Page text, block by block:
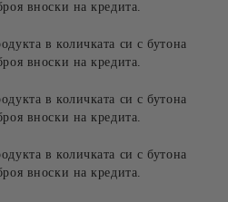
вноски на кредита.
в количката си с бутона
вноски на кредита.
в количката си с бутона
вноски на кредита.
в количката си с бутона
вноски на кредита.